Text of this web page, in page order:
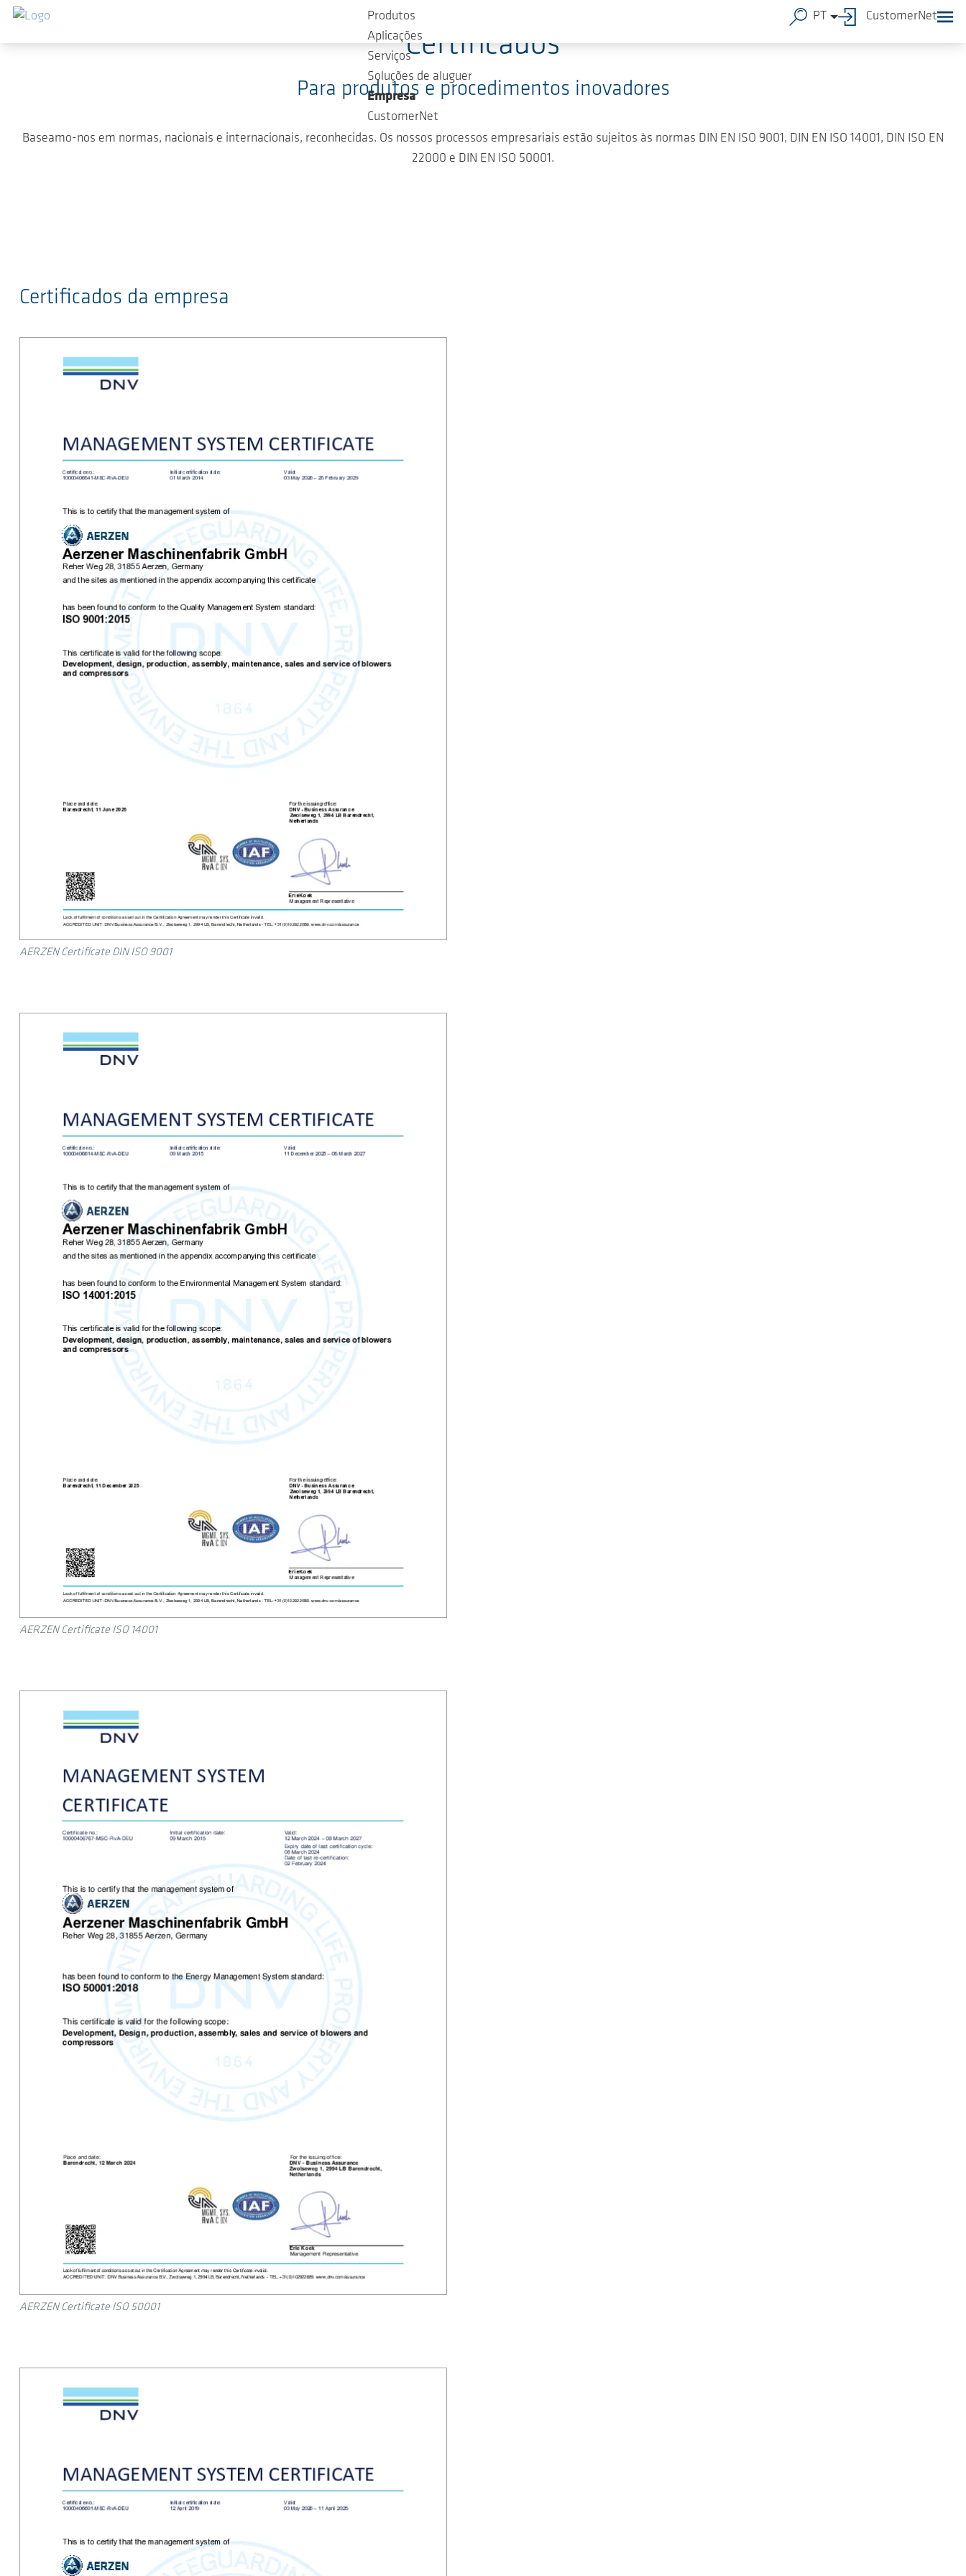
Ir para o conteúdo principal
Produtos
Aplicações
Serviços
Soluções de aluguer
Empresa
CustomerNet
PT CustomerNet
Certificados
Para produtos e procedimentos inovadores
Baseamo-nos em normas, nacionais e internacionais, reconhecidas. Os nossos processos empresariais estão sujeitos às normas DIN EN ISO 9001, DIN EN ISO 14001, DIN ISO EN
22000 e DIN EN ISO 50001.
Certificados da empresa
AERZEN Certificate DIN ISO 9001
AERZEN Certificate ISO 14001
AERZEN Certificate ISO 50001